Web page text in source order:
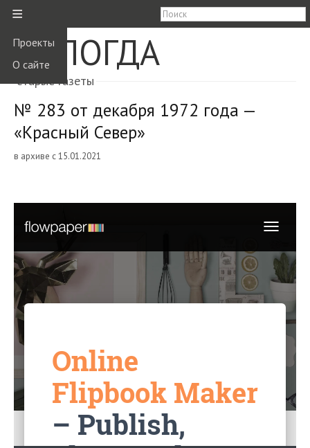
≡
Проекты
О сайте
ВОЛОГДА
старые газеты
№ 283 от декабря 1972 года —
«Красный Север»
в архиве с 15.01.2021